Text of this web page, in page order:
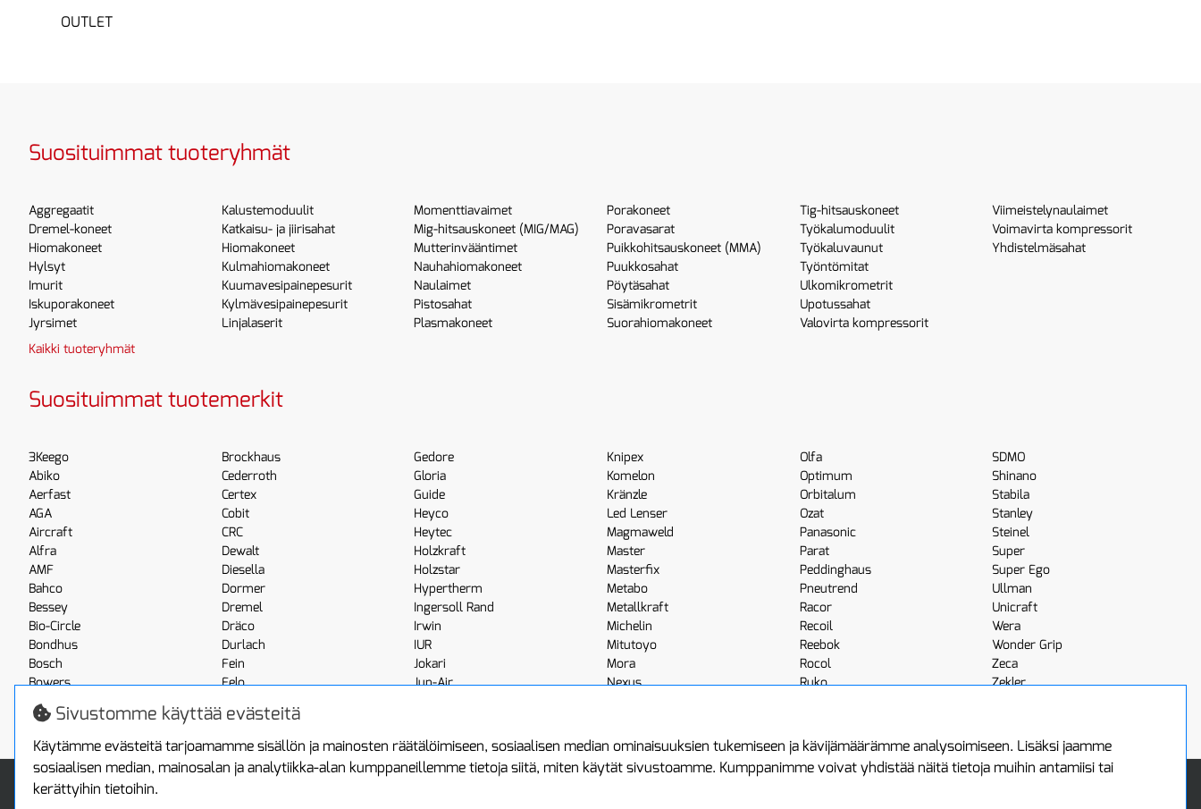
OUTLET
Suosituimmat tuoteryhmät
Aggregaatit
Dremel-koneet
Hiomakoneet
Hylsyt
Imurit
Iskuporakoneet
Jyrsimet
Kalustemoduulit
Katkaisu- ja jiirisahat
Hiomakoneet
Kulmahiomakoneet
Kuumavesipainepesurit
Kylmävesipainepesurit
Linjalaserit
Momenttiavaimet
Mig-hitsauskoneet (MIG/MAG)
Mutterinvääntimet
Nauhahiomakoneet
Naulaimet
Pistosahat
Plasmakoneet
Porakoneet
Poravasarat
Puikkohitsauskoneet (MMA)
Puukkosahat
Pöytäsahat
Sisämikrometrit
Suorahiomakoneet
Tig-hitsauskoneet
Työkalumoduulit
Työkaluvaunut
Työntömitat
Ulkomikrometrit
Upotussahat
Valovirta kompressorit
Viimeistelynaulaimet
Voimavirta kompressorit
Yhdistelmäsahat
Kaikki tuoteryhmät
Suosituimmat tuotemerkit
3Keego
Abiko
Aerfast
AGA
Aircraft
Alfra
AMF
Bahco
Bessey
Bio-Circle
Bondhus
Bosch
Bowers
Boxo
Brennenstuhl
Brockhaus
Cederroth
Certex
Cobit
CRC
Dewalt
Diesella
Dormer
Dremel
Dräco
Durlach
Fein
Felo
Fluke
Gedore
Gloria
Guide
Heyco
Heytec
Holzkraft
Holzstar
Hypertherm
Ingersoll Rand
Irwin
IUR
Jokari
Jun-Air
Knipex
Komelon
Kränzle
Led Lenser
Magmaweld
Master
Masterfix
Metabo
Metallkraft
Michelin
Mitutoyo
Mora
Nexus
Olfa
Optimum
Orbitalum
Ozat
Panasonic
Parat
Peddinghaus
Pneutrend
Racor
Recoil
Reebok
Rocol
Ruko
SDMO
Shinano
Stabila
Stanley
Steinel
Super
Super Ego
Ullman
Unicraft
Wera
Wonder Grip
Zeca
Zekler
Info Toimitus ja maksaminen Asiakastilini Protools Oy Uutiskirje
Sivustomme käyttää evästeitä
Käytämme evästeitä tarjoamamme sisällön ja mainosten räätälöimiseen, sosiaalisen median ominaisuuksien tukemiseen ja kävijämäärämme analysoimiseen. Lisäksi jaamme
sosiaalisen median, mainosalan ja analytiikka-alan kumppaneillemme tietoja siitä, miten käytät sivustoamme. Kumppanimme voivat yhdistää näitä tietoja muihin antamiisi tai
kerättyihin tietoihin.